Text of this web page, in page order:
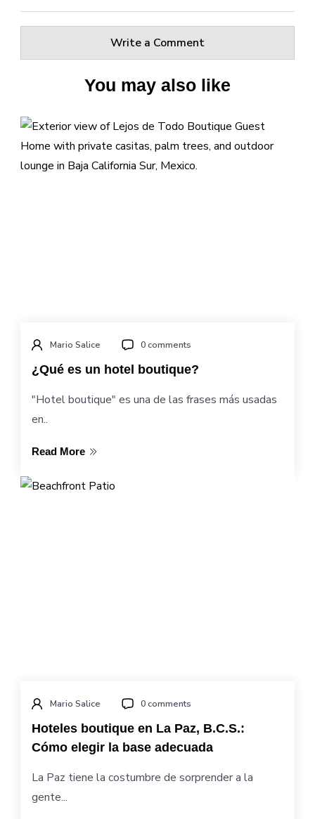
Write a Comment
You may also like
Mario Salice 0 comments
¿Qué es un hotel boutique?
"Hotel boutique" es una de las frases más usadas
en..
Read More
Mario Salice 0 comments
Hoteles boutique en La Paz, B.C.S.:
Cómo elegir la base adecuada
La Paz tiene la costumbre de sorprender a la
gente...